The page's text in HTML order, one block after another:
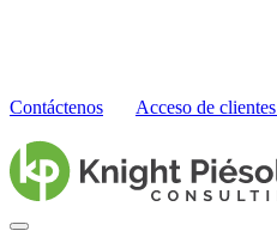
Contáctenos Acceso de clientes